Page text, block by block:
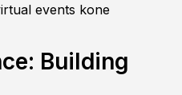
Building